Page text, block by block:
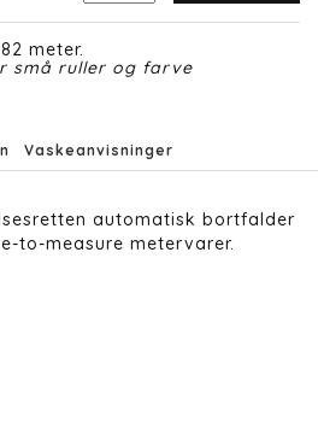
meter.
små ruller og farve
Vaskeanvisninger
automatisk bortfalder
to-measure metervarer.